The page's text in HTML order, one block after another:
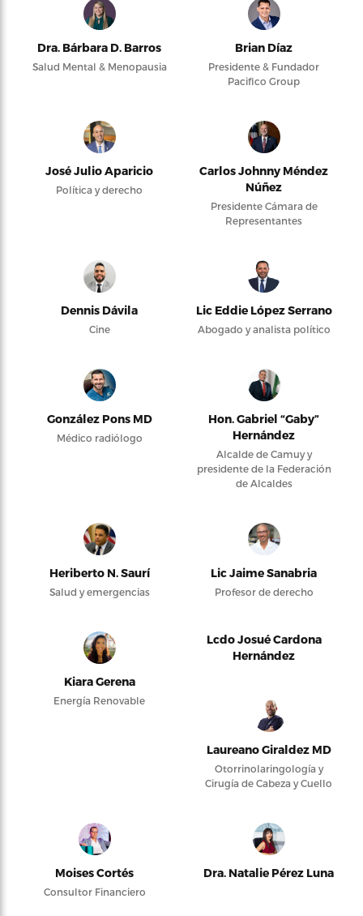
Dra. Bárbara D. Barros
Salud Mental & Menopausia
Brian Díaz
Presidente & Fundador
Pacifico Group
José Julio Aparicio
Política y derecho
Carlos Johnny Méndez
Núñez
Presidente Cámara de
Representantes
Dennis Dávila
Cine
Lic Eddie López Serrano
Abogado y analista político
González Pons MD
Médico radiólogo
Hon. Gabriel “Gaby”
Hernández
Alcalde de Camuy y
presidente de la Federación
de Alcaldes
Heriberto N. Saurí
Salud y emergencias
Lic Jaime Sanabria
Profesor de derecho
Kiara Gerena
Energía Renovable
Lcdo Josué Cardona
Hernández
Laureano Giraldez MD
Otorrinolaringología y
Cirugía de Cabeza y Cuello
Moises Cortés
Consultor Financiero
Dra. Natalie Pérez Luna